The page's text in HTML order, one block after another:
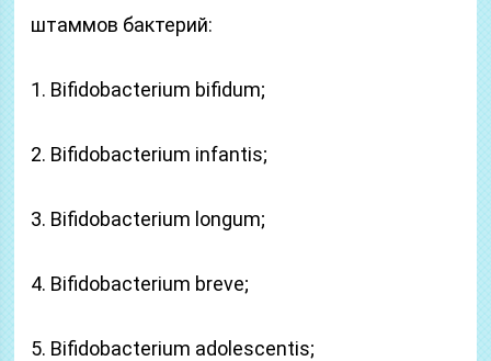
штаммов бактерий:
1. Bifidobacterium bifidum;
2. Bifidobacterium infantis;
3. Bifidobacterium longum;
4. Bifidobacterium breve;
5. Bifidobacterium adolescentis;